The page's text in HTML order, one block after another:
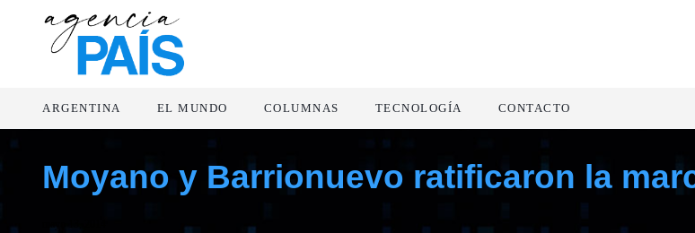
ARGENTINA EL MUNDO COLUMNAS TECNOLOGÍA CONTACTO
Moyano y Barrionuevo ratificaron la